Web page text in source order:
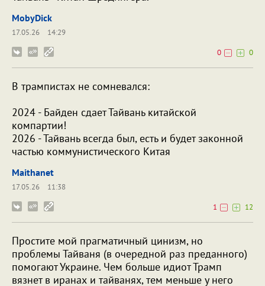
MobyDick
17.05.26
14:29
0
0
В трампистах не сомневался:
2024 - Байден сдает Тайвань китайской
компартии!
2026 - Тайвань всегда был, есть и будет законной
частью коммунистического Китая
Maithanet
17.05.26
11:38
1
12
Простите мой прагматичный цинизм, но
проблемы Тайваня (в очередной раз преданного)
помогают Украине. Чем больше идиот Трамп
вязнет в иранах и тайванях, тем меньше у него